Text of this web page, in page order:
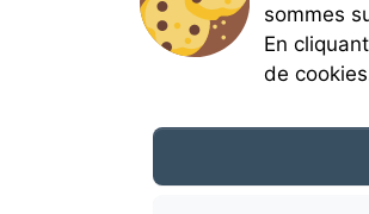
sommes
En
de